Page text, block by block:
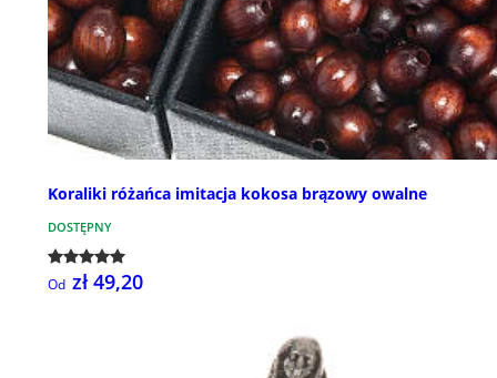
Koraliki różańca imitacja kokosa brązowy owalne
DOSTĘPNY
Od zł 49,20